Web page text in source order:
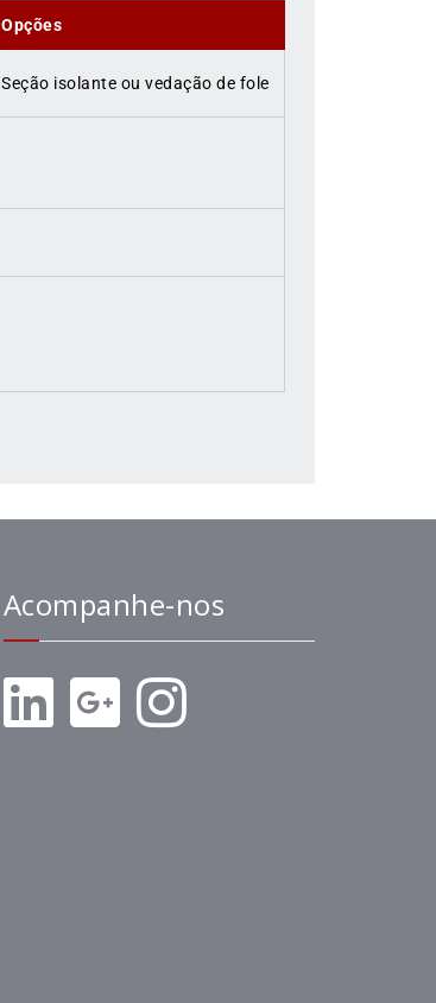
Opções
Seção isolante ou vedação de fole
Acompanhe-nos